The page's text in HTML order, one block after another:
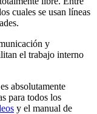
cuales se usan líneas
y
el trabajo interno
absolutamente
para todos los
y el manual de